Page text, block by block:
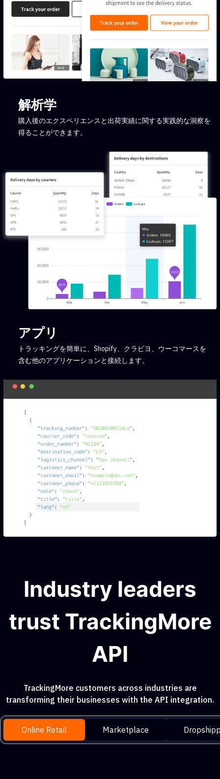
解析学
購入後のエクスペリエンスと出荷実績に関する実践的な洞察を
得ることができます。
アプリ
トラッキングを簡単に、Shopify、クラビヨ、ウーコマースを
含む他のアプリケーションと接続します。
Industry leaders
trust TrackingMore
API
TrackingMore customers across industries are
transforming their businesses with the API integration.
Online Retail Marketplace